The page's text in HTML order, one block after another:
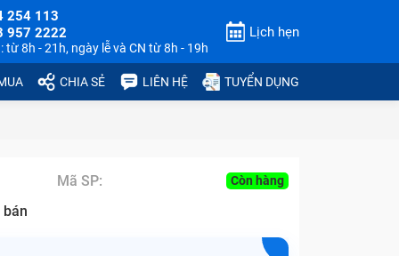
254 113
957 2222
từ 8h - 21h, ngày lễ và CN từ 8h - 19h
Lịch hẹn
CHIA SẺ LIÊN HỆ TUYỂN DỤNG
Mã SP: Còn hàng